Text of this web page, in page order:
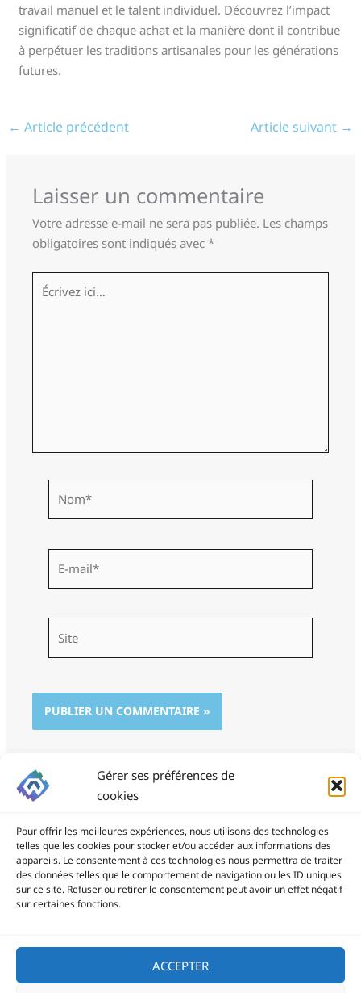
Gérer ses préférences de
cookies
Pour offrir les meilleures expériences, nous utilisons des technologies
telles que les cookies pour stocker et/ou accéder aux informations des
appareils. Le consentement à ces technologies nous permettra de traiter
des données telles que le comportement de navigation ou les ID uniques
sur ce site. Refuser ou retirer le consentement peut avoir un effet négatif
sur certaines fonctions.
ACCEPTER
travail manuel et le talent individuel. Découvrez l’impact
significatif de chaque achat et la manière dont il contribue
à perpétuer les traditions artisanales pour les générations
futures.
← Article précédent Article suivant →
Laisser un commentaire
Votre adresse e-mail ne sera pas publiée. Les champs
obligatoires sont indiqués avec*
Écrivez
ici…
mail*
ProSite - 06 85 94 34 21
prositegestion@gmail.com
Copyright © 2026